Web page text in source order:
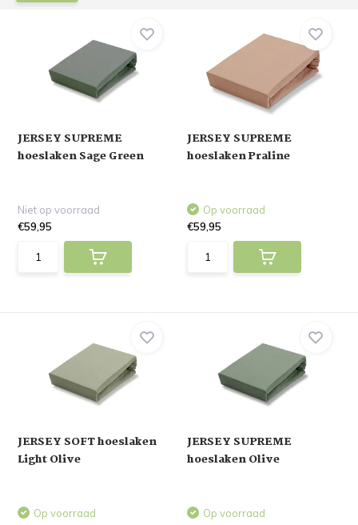
JERSEY SUPREME
hoeslaken Sage Green
Niet op voorraad
€59,95
JERSEY SUPREME
hoeslaken Praline
Op voorraad
€59,95
JERSEY SOFT hoeslaken
Light Olive
Op voorraad
JERSEY SUPREME
hoeslaken Olive
Op voorraad